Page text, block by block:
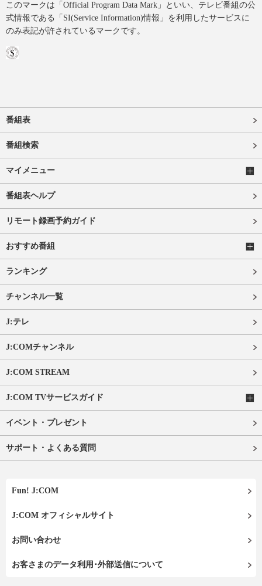
このマークは「Official Program Data Mark」といい、テレビ番組の公
式情報である「SI(Service Information)情報」を利用したサービスに
のみ表記が許されているマークです。
番組表
番組検索
マイメニュー
番組表ヘルプ
リモート録画予約ガイド
おすすめ番組
ランキング
チャンネル一覧
J:テレ
J:COMチャンネル
J:COM STREAM
J:COM TVサービスガイド
イベント・プレゼント
サポート・よくある質問
Fun! J:COM
J:COM オフィシャルサイト
お問い合わせ
お客さまのデータ利用･外部送信について